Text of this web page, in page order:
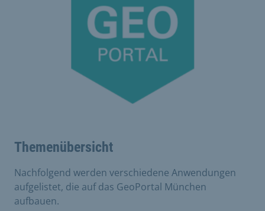
Themenübersicht
Nachfolgend werden verschiedene Anwendungen
aufgelistet, die auf das GeoPortal München
aufbauen.